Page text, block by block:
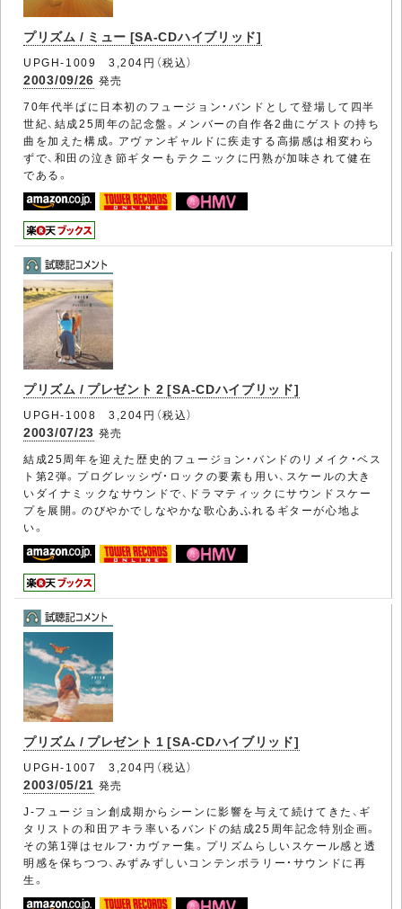
プリズム / ミュー [SA-CDハイブリッド]
UPGH-1009 3,204円（税込）
2003/09/26 発売
70年代半ばに日本初のフュージョン・バンドとして登場して四半
世紀、結成25周年の記念盤。メンバーの自作各2曲にゲストの持ち
曲を加えた構成。アヴァンギャルドに疾走する高揚感は相変わら
ずで、和田の泣き節ギターもテクニックに円熟が加味されて健在
である。
プリズム / プレゼント 2 [SA-CDハイブリッド]
UPGH-1008 3,204円（税込）
2003/07/23 発売
結成25周年を迎えた歴史的フュージョン・バンドのリメイク・ベス
ト第2弾。プログレッシヴ・ロックの要素も用い、スケールの大き
いダイナミックなサウンドで、ドラマティックにサウンドスケー
プを展開。のびやかでしなやかな歌心あふれるギターが心地よ
い。
プリズム / プレゼント 1 [SA-CDハイブリッド]
UPGH-1007 3,204円（税込）
2003/05/21 発売
J-フュージョン創成期からシーンに影響を与えて続けてきた、ギ
タリストの和田アキラ率いるバンドの結成25周年記念特別企画。
その第1弾はセルフ・カヴァー集。プリズムらしいスケール感と透
明感を保ちつつ、みずみずしいコンテンポラリー・サウンドに再
生。